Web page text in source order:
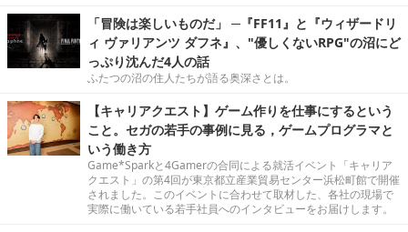
「冒険は楽しいものだ」 ─『FF11』と『ウィザードリ
ィ ヴァリアンツ ダフネ』、"優しくないRPG"の沼にど
っぷり沈んだ4人の話
ふたつの沼の住人たちが語る奥深さとは。
【キャリアクエスト】ゲーム作りを仕事にするという
こと。セガの若手の事例に見る，ゲームプログラマと
いう働き方
Game*Sparkと4Gamerの合同による就活イベント「キャリア
クエスト」の第4回が東京都立産業貿易センター浜松町館で開催
されました。このイベントに合わせて取材した、各社の現場で
実際に働いている若手社員へのインタビューをお届けします。